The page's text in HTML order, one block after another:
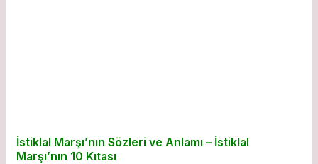
İstiklal Marşı’nın Sözleri ve Anlamı – İstiklal
Marşı’nın 10 Kıtası